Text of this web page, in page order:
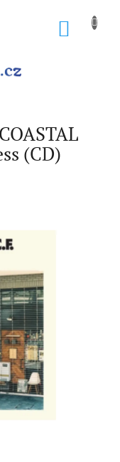
(CD)